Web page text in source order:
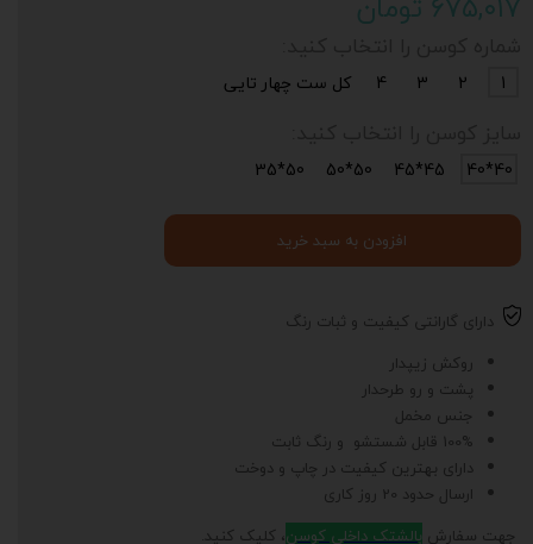
دارای گارانتی کیفیت و ثبات رنگ
روکش زیپدار
پشت و رو طرحدار
جنس مخمل
100% قابل شستشو و رنگ ثابت
دارای بهترین کیفیت در چاپ و دوخت
ارسال حدود 20 روز کاری
جهت سفارش بالشتک داخلی کوسن، کلیک کنید.
1
2
3
4 کل ست چهار تایی
40*40
45*45
50*50
50*35
افزودن به سبد خرید